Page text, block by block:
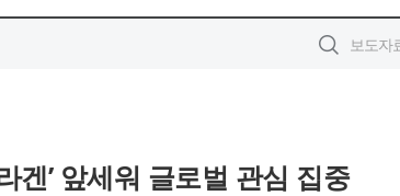
겐’ 앞세워 글로벌 관심 집중